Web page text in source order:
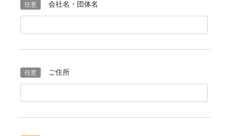
会社名・団体名
ご住所